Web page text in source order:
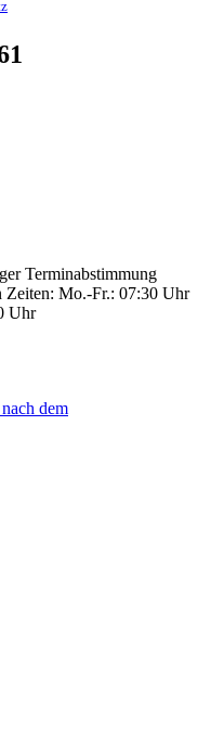
Terminabstimmung
Zeiten: Mo.-Fr.: 07:30 Uhr
Uhr
dem